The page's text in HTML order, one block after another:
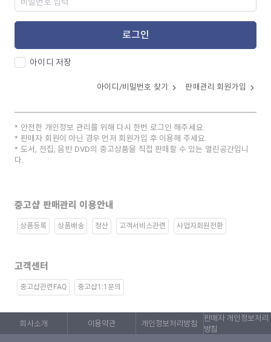
로그인
아이디 저장
아이디/비밀번호 찾기 판매관리 회원가입
안전한 개인정보 관리를 위해 다시 한번 로그인 해주세요.
판매자 회원이 아닌 경우 먼저 회원가입 후 이용해 주세요.
도서, 전집, 음반 DVD의 중고상품을 직접 판매할 수 있는 열린공간입니
다.
중고샵 판매관리 이용안내
상품등록 상품배송 정산 고객서비스관련 사업자회원전환
고객센터
중고샵관련FAQ 중고샵1:1문의
회사소개 이용약관 개인정보처리방침
판매자 개인정보처리
방침